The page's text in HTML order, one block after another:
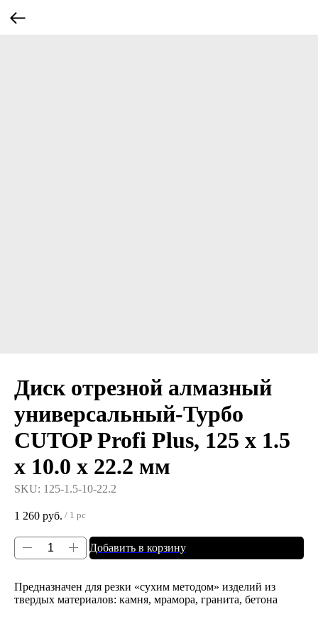
Диск отрезной алмазный
универсальный-Турбо
CUTOP Profi Plus, 125 x 1.5
x 10.0 x 22.2 мм
SKU: 125-1.5-10-22.2
1 260 руб. / 1 pc
Добавить в корзину
Предназначен для резки «сухим методом» изделий из
твердых материалов: камня, мрамора, гранита, бетона